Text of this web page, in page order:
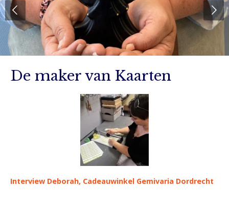
De maker van Kaarten
Interview Deborah, Cadeauwinkel Gemivaria Dordrecht